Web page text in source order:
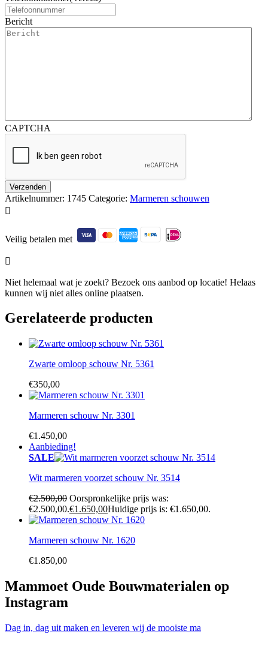
Bericht
CAPTCHA
Artikelnummer: 1745 Categorie: Marmeren schouwen

Veilig betalen met

Niet helemaal wat je zoekt? Bezoek ons aanbod op locatie! Helaas
kunnen wij niet alles online plaatsen.
Gerelateerde producten
Zwarte omloop schouw Nr. 5361
€350,00
Marmeren schouw Nr. 3301
€1.450,00
Aanbieding!
SALE
Wit marmeren voorzet schouw Nr. 3514
€2.500,00 Oorspronkelijke prijs was:
€2.500,00.€1.650,00Huidige prijs is: €1.650,00.
Marmeren schouw Nr. 1620
€1.850,00
Mammoet Oude Bouwmaterialen op
Instagram
Dag in, dag uit maken en leveren wij de mooiste ma